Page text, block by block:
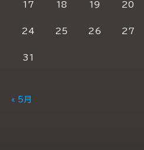
17 18 19 20
24 25 26 27
31
« 5月